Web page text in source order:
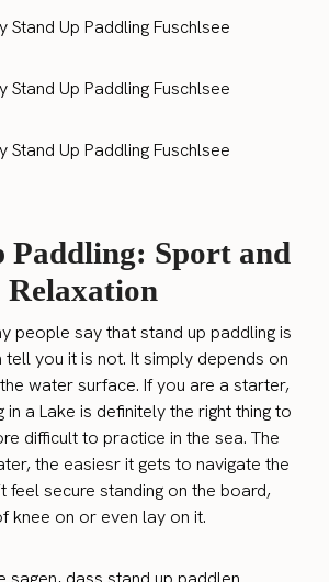
Paddling: Sport and
Relaxation
people say that stand up paddling is
tell you it is not. It simply depends on
water surface. If you are a starter,
in a Lake is definitely the right thing to
difficult to practice in the sea. The
the easiesr it gets to navigate the
feel secure standing on the board,
knee on or even lay on it.